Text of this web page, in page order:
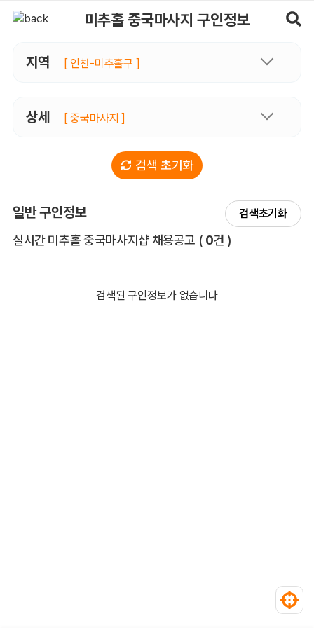
미추홀 중국마사지 구인정보
지역 [ 인천-미추홀구 ]
상세 [ 중국마사지 ]
검색 초기화
일반 구인정보 검색초기화
실시간 미추홀 중국마사지샵 채용공고 전체 목록
( 0건 )
검색된 구인정보가 없습니다